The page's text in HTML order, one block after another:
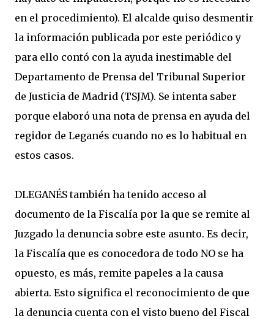
en el procedimiento). El alcalde quiso desmentir
la información publicada por este periódico y
para ello contó con la ayuda inestimable del
Departamento de Prensa del Tribunal Superior
de Justicia de Madrid (TSJM). Se intenta saber
porque elaboró una nota de prensa en ayuda del
regidor de Leganés cuando no es lo habitual en
estos casos.
DLEGANÉS también ha tenido acceso al
documento de la Fiscalía por la que se remite al
Juzgado la denuncia sobre este asunto. Es decir,
la Fiscalía que es conocedora de todo NO se ha
opuesto, es más, remite papeles a la causa
abierta. Esto significa el reconocimiento de que
la denuncia cuenta con el visto bueno del Fiscal